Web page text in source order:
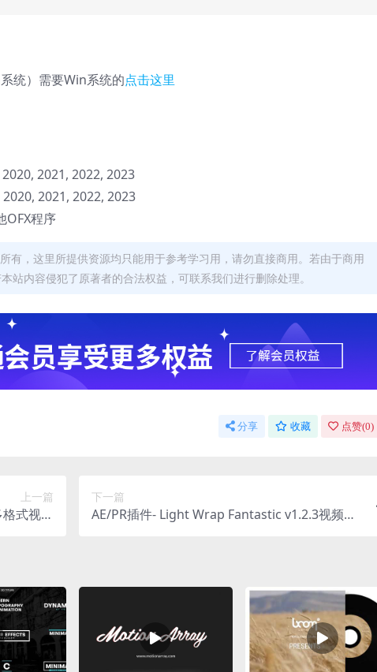
统）需要Win系统的点击这里
2020, 2021, 2022, 2023
2020, 2021, 2022, 2023
OFX程序
有，这里所提供资源均只能用于参考学习用，请勿直接商用。若由于商用
站内容侵犯了原著者的合法权益，可联系我们进行删除处理。
分享 收藏 点赞(0)
上一篇
式视频
下一篇
AE/PR插件- Light Wrap Fantastic v1.2.3视频抠